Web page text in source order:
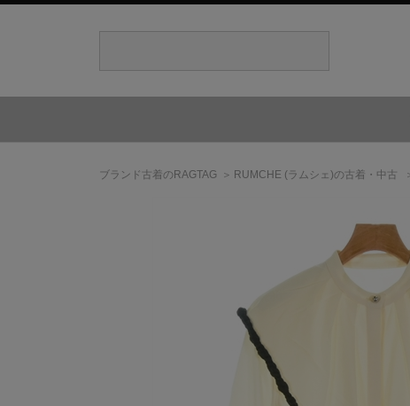
ブランド古着のRAGTAG RUMCHE (ラムシェ)の古着・中古